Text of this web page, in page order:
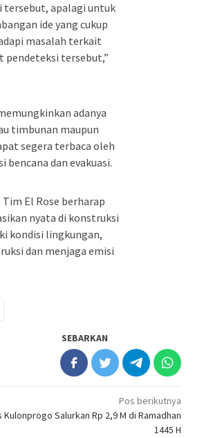
tersebut, apalagi untuk
ide yang cukup
masalah terkait
pendeteksi tersebut,”
adanya
timbunan maupun
segera terbaca oleh
dan evakuasi.
El Rose berharap
nyata di konstruksi
kondisi lingkungan,
dan menjaga emisi
SEBARKAN
Pos berikutnya
Kulonprogo Salurkan Rp 2,9 M di Ramadhan
1445 H